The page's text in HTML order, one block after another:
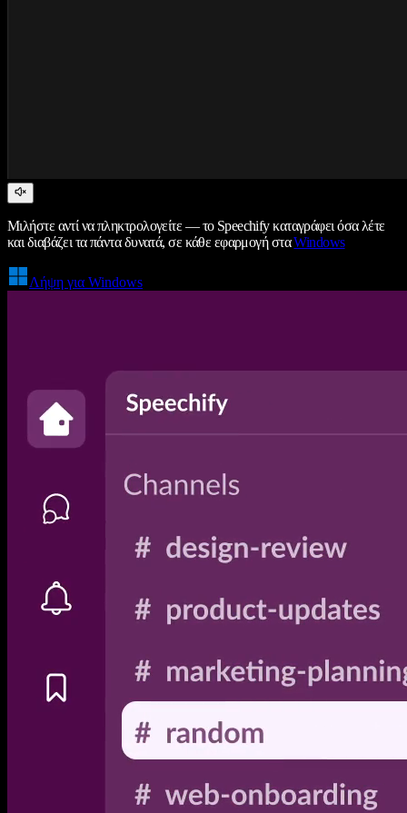
Μιλήστε αντί να πληκτρολογείτε — το Speechify καταγράφει όσα λέτε
και διαβάζει τα πάντα δυνατά, σε κάθε εφαρμογή σταWindows
Λήψη για Windows